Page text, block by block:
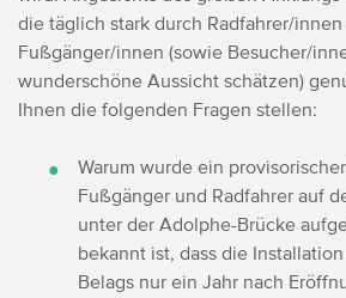
die täglich stark durch Radfahrer/innen
Fußgänger/innen (sowie Besucher/
wunderschöne Aussicht schätzen)
Ihnen die folgenden Fragen stellen:
Warum wurde ein
Fußgänger und Radfahrer auf
unter der Adolphe-Brücke
bekannt ist, dass die
Belags nur ein Jahr nach